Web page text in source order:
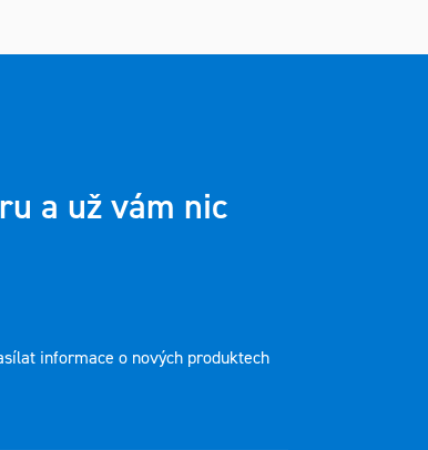
a už vám nic
informace o nových produktech